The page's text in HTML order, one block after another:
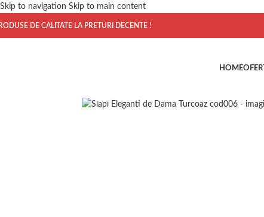
Skip to navigation Skip to main content
DE CALITATE LA PRETURI DECENTE !
HOME